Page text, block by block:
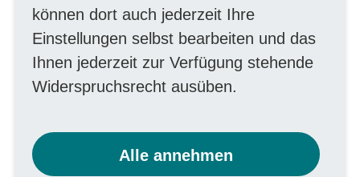
- Letztes Schulzeugnis
- Schulbescheinigung
Zeitliche Planung
Die Vermittlung eines passenden
Praktikumsplatzes nimmt
können dort auch jederzeit Ihre
Einstellungen selbst bearbeiten und das
Ihnen jederzeit zur Verfügung stehende
Widerspruchsrecht ausüben.
Alle annehmen